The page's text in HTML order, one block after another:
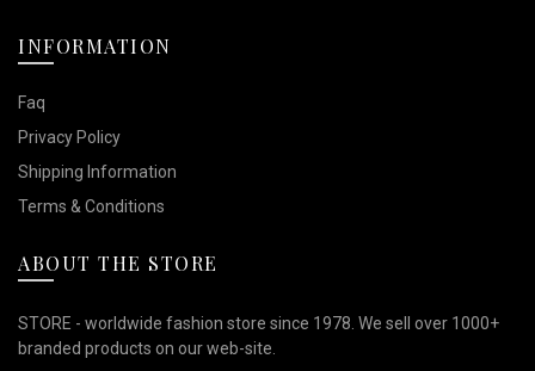
INFORMATION
Faq
Privacy Policy
Shipping Information
Terms & Conditions
ABOUT THE STORE
STORE - worldwide fashion store since 1978. We sell over 1000+
branded products on our web-site.